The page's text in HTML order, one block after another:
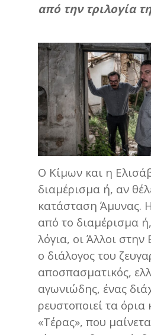
από την τριλογία
Ο Κίμων και η
διαμέρισμα ή, αν
κατάσταση Άμυνας.
από το διαμέρισμα
λόγια, οι Άλλοι
ο διάλογος του
αποσπασματικός,
αγωνιώδης, ένας
ρευστοποιεί τα όρια
«Τέρας», που